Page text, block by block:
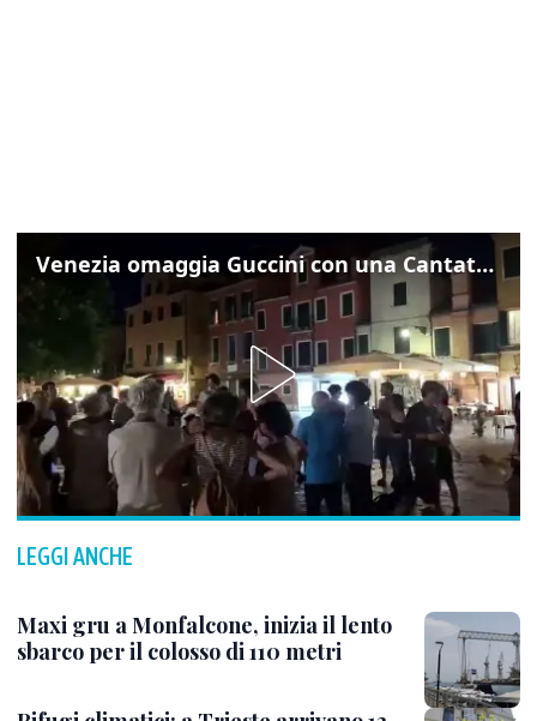
Venezia omaggia Guccini con una Cantata Anarchica in campo Santa Margherita
LEGGI ANCHE
Maxi gru a Monfalcone, inizia il lento
sbarco per il colosso di 110 metri